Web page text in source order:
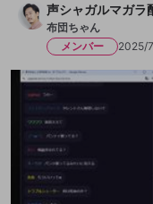
声シャガルマガ
布団ちゃん
メンバー
2025/